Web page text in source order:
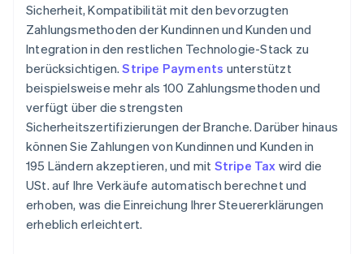
Sicherheit, Kompatibilität mit den bevorzugten
Zahlungsmethoden der Kundinnen und Kunden und
Integration in den restlichen Technologie-Stack zu
berücksichtigen.Stripe Payments unterstützt
beispielsweise mehr als 100 Zahlungsmethoden und
verfügt über die strengsten
Sicherheitszertifizierungen der Branche. Darüber hinaus
können Sie Zahlungen von Kundinnen und Kunden in
195 Ländern akzeptieren, und mit Stripe Tax wird die
USt. auf Ihre Verkäufe automatisch berechnet und
erhoben, was die Einreichung Ihrer Steuererklärungen
erheblich erleichtert.